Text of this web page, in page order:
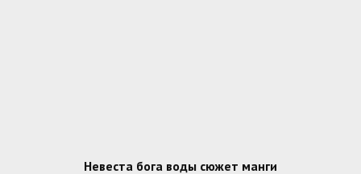
Невеста бога воды сюжет манги